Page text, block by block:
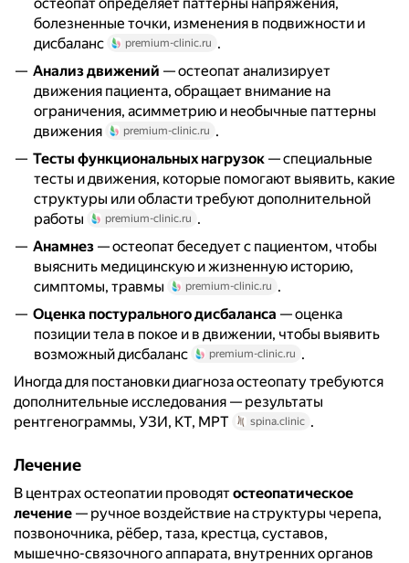
болезненные точки, изменения в подвижности и
дисбаланс
premium-clinic.ru .
Анализ движений — остеопат анализирует
движения пациента, обращает внимание на
ограничения, асимметрию и необычные паттерны
движения
premium-clinic.ru .
Тесты функциональных нагрузок — специальные
тесты и движения, которые помогают выявить, какие
структуры или области требуют дополнительной
работы
premium-clinic.ru .
Анамнез — остеопат беседует с пациентом, чтобы
выяснить медицинскую и жизненную историю,
симптомы, травмы
premium-clinic.ru .
Оценка постурального дисбаланса — оценка
позиции тела в покое и в движении, чтобы выявить
возможный дисбаланс
premium-clinic.ru .
Иногда для постановки диагноза остеопату требуются
дополнительные исследования — результаты
рентгенограммы, УЗИ, КТ, МРТ
spina.clinic .
Лечение
В центрах остеопатии проводятостеопатическое
лечение — ручное воздействие на структуры черепа,
позвоночника, рёбер, таза, крестца, суставов,
мышечно-связочного аппарата, внутренних органов